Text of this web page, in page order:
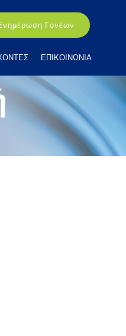
ΕΠΙΚΟΙΝΩΝΙΑ
Γονέων